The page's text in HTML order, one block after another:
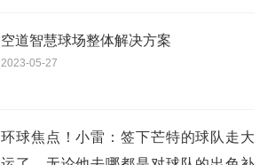
空道智慧球场整体解决方案
2023-05-27
环球焦点！小雷：签下芒特的球队走大